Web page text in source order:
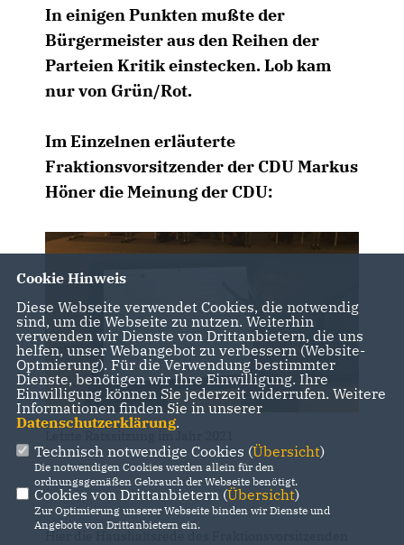
In einigen Punkten mußte der
Bürgermeister aus den Reihen der
Parteien Kritik einstecken. Lob kam
nur von Grün/Rot.
Im Einzelnen erläuterte
Fraktionsvorsitzender der CDU Markus
Höner die Meinung der CDU:
Letzte Ratssitzung im Jahr 2021
Hier die Haushaltsrede des Fraktionsvorsitzenden
Cookie Hinweis
Diese Webseite verwendet Cookies, die notwendig
sind, um die Webseite zu nutzen. Weiterhin
verwenden wir Dienste von Drittanbietern, die uns
helfen, unser Webangebot zu verbessern (Website-
Optmierung). Für die Verwendung bestimmter
Dienste, benötigen wir Ihre Einwilligung. Ihre
Einwilligung können Sie jederzeit widerrufen. Weitere
Informationen finden Sie in unserer
Datenschutzerklärung.
Technisch notwendige Cookies (Übersicht)
Die notwendigen Cookies werden allein für den
ordnungsgemäßen Gebrauch der Webseite benötigt.
Cookies von Drittanbietern (Übersicht)
Zur Optimierung unserer Webseite binden wir Dienste und
Angebote von Drittanbietern ein.